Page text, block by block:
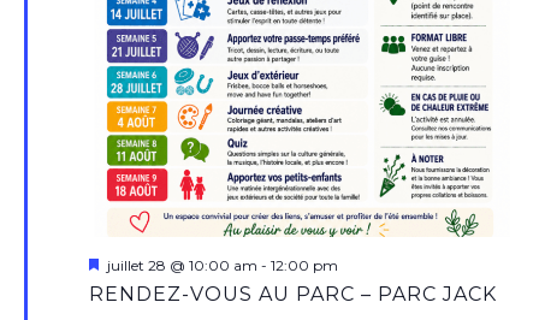
RENDEZ-VOUS AU PARC – PARC JACK
Mis
en
avant
juillet 28 @ 10:00 am - 12:00 pm